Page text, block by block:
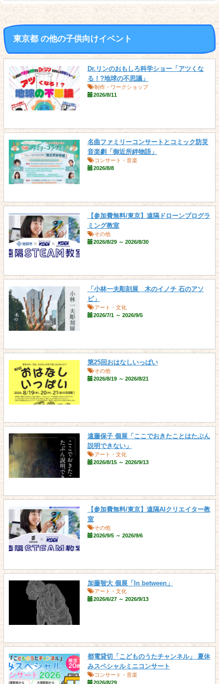
東京都 の他の子供向けイベント
Dr.リンのおもしろ科学ショー「アツくな
る！?地球の不思議」
制作・ワークショップ
2026/8/11
名曲ファミリーコンサートとコミック防災
音楽劇「御近所絆物語」
コンサート・音楽
2026/8/8
【参加費無料/東京】遠隔ドローンプログラ
ミング教室
その他
2026/8/29 ～ 2026/8/30
「小林一夫彫刻展 木のイノチ 石のアソ
ビ」
アート・文化
2026/7/1 ～ 2026/9/5
第25回おはなしいっぱい
その他
2026/8/19 ～ 2026/8/21
遠藤保子 個展「ここでおきたことはたぶん
説明できない」
アート・文化
2026/8/15 ～ 2026/9/13
【参加費無料/東京】遠隔AIクリエイター教
室
その他
2026/9/5 ～ 2026/9/6
加藤智大 個展「In between」
アート・文化
2026/6/27 ～ 2026/9/13
都電貸切「こどものうたチャンネル」 夏休
みスペシャルミニコンサート
コンサート・音楽
2026/8/29